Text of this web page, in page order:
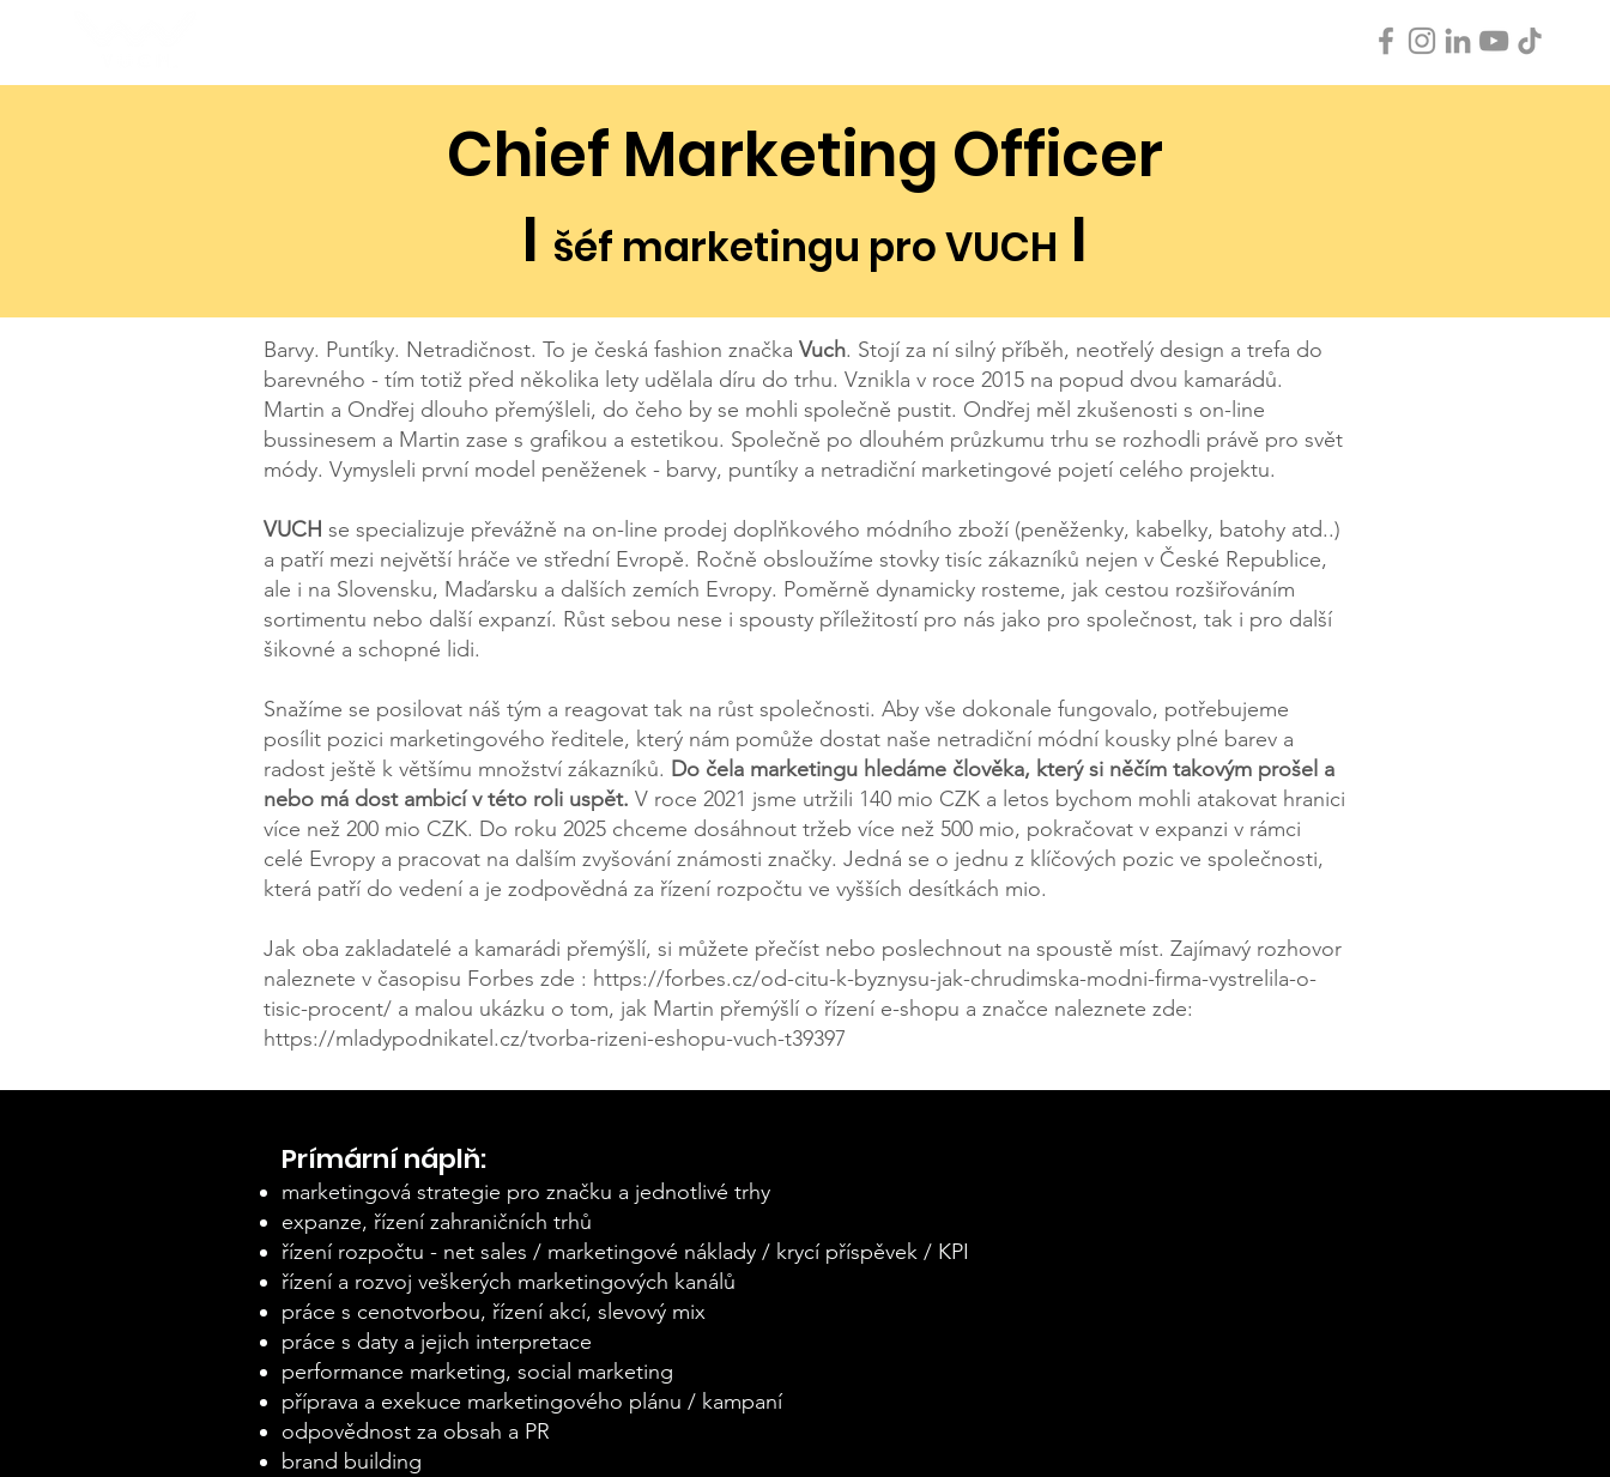
Chief Marketing Officer
I šéf marketingu pro VUCH I
Barvy. Puntíky. Netradičnost. To je česká fashion značka Vuch. Stojí za ní silný příběh, neotřelý design a trefa do
barevného - tím totiž před několika lety udělala díru do trhu. Vznikla v roce 2015 na popud dvou kamarádů.
Martin a Ondřej dlouho přemýšleli, do čeho by se mohli společně pustit. Ondřej měl zkušenosti s on-line
bussinesem a Martin zase s grafikou a estetikou. Společně po dlouhém průzkumu trhu se rozhodli právě pro svět
módy. Vymysleli první model peněženek - barvy, puntíky a netradiční marketingové pojetí celého projektu.
VUCH se specializuje převážně na on-line prodej doplňkového módního zboží (peněženky, kabelky, batohy atd..)
a patří mezi největší hráče ve střední Evropě. Ročně obsloužíme stovky tisíc zákazníků nejen v České Republice,
ale i na Slovensku, Maďarsku a dalších zemích Evropy. Poměrně dynamicky rosteme, jak cestou rozšiřováním
sortimentu nebo další expanzí. Růst sebou nese i spousty příležitostí pro nás jako pro společnost, tak i pro další
šikovné a schopné lidi.
Snažíme se posilovat náš tým a reagovat tak na růst společnosti. Aby vše dokonale fungovalo, potřebujeme
posílit pozici marketingového ředitele, který nám pomůže dostat naše netradiční módní kousky plné barev a
radost ještě k většímu množství zákazníků. Do čela marketingu hledáme člověka, který si něčím takovým prošel a
nebo má dost ambicí v této roli uspět. V roce 2021 jsme utržili 140 mio CZK a letos bychom mohli atakovat hranici
více než 200 mio CZK. Do roku 2025 chceme dosáhnout tržeb více než 500 mio, pokračovat v expanzi v rámci
celé Evropy a pracovat na dalším zvyšování známosti značky. Jedná se o jednu z klíčových pozic ve společnosti,
která patří do vedení a je zodpovědná za řízení rozpočtu ve vyšších desítkách mio.
Jak oba zakladatelé a kamarádi přemýšlí, si můžete přečíst nebo poslechnout na spoustě míst. Zajímavý rozhovor
naleznete v časopisu Forbes zde : https://forbes.cz/od-citu-k-byznysu-jak-chrudimska-modni-firma-vystrelila-o-
tisic-procent/ a malou ukázku o tom, jak Martin přemýšlí o řízení e-shopu a značce naleznete zde:
https://mladypodnikatel.cz/tvorba-rizeni-eshopu-vuch-t39397
Prímární náplň:
marketingová strategie pro značku a jednotlivé trhy
expanze, řízení zahraničních trhů
řízení rozpočtu - net sales / marketingové náklady / krycí příspěvek / KPI
řízení a rozvoj veškerých marketingových kanálů
práce s cenotvorbou, řízení akcí, slevový mix
práce s daty a jejich interpretace
performance marketing, social marketing
příprava a exekuce marketingového plánu / kampaní
odpovědnost za obsah a PR
brand building